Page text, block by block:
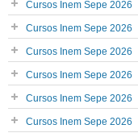
Cursos Inem Sepe 2026
Cursos Inem Sepe 2026
Cursos Inem Sepe 2026
Cursos Inem Sepe 2026
Cursos Inem Sepe 2026
Cursos Inem Sepe 2026